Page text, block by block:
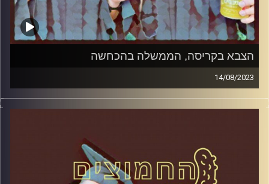
הצבא בקריסה, הממשלה בהכחשה
14/08/2023
המערכת הפוליטית על ספת הפסיכולוג, עם פרופסור בועז בן-
דוד ופרופסור גלעד הירשברגר.